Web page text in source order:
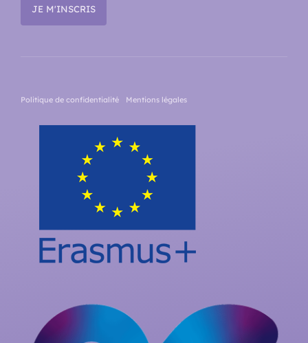
Politique de confidentialité Mentions légales